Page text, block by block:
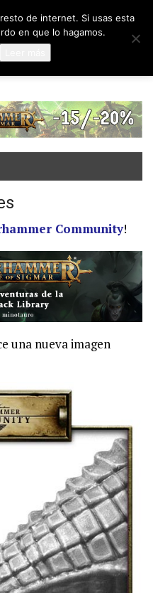
Community!
una nueva imagen
de internet. Si usas esta
en que lo hagamos.